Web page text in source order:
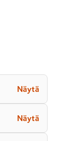
Näytä
Näytä